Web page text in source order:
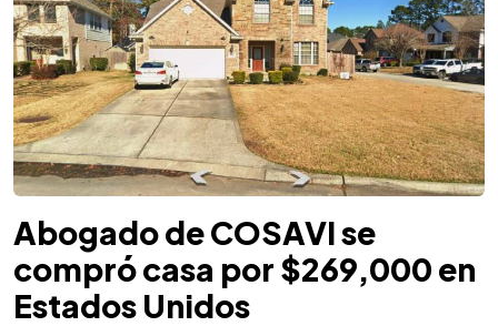
Abogado de COSAVI se
compró casa por $269,000 en
Estados Unidos